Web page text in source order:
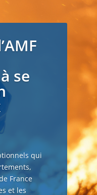
se
qui
France
et les